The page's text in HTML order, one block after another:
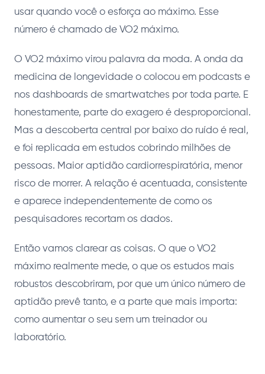
usar quando você o esforça ao máximo. Esse
número é chamado de VO2 máximo.
O VO2 máximo virou palavra da moda. A onda da
medicina de longevidade o colocou em podcasts e
nos dashboards de smartwatches por toda parte. E
honestamente, parte do exagero é desproporcional.
Mas a descoberta central por baixo do ruído é real,
e foi replicada em estudos cobrindo milhões de
pessoas. Maior aptidão cardiorrespiratória, menor
risco de morrer. A relação é acentuada, consistente
e aparece independentemente de como os
pesquisadores recortam os dados.
Então vamos clarear as coisas. O que o VO2
máximo realmente mede, o que os estudos mais
robustos descobriram, por que um único número de
aptidão prevê tanto, e a parte que mais importa:
como aumentar o seu sem um treinador ou
laboratório.